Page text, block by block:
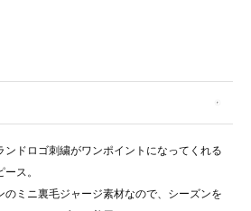
ンドロゴ刺繍がワンポイントになってくれる
ス。
ミニ裏毛ジャージ素材なので、シーズンを